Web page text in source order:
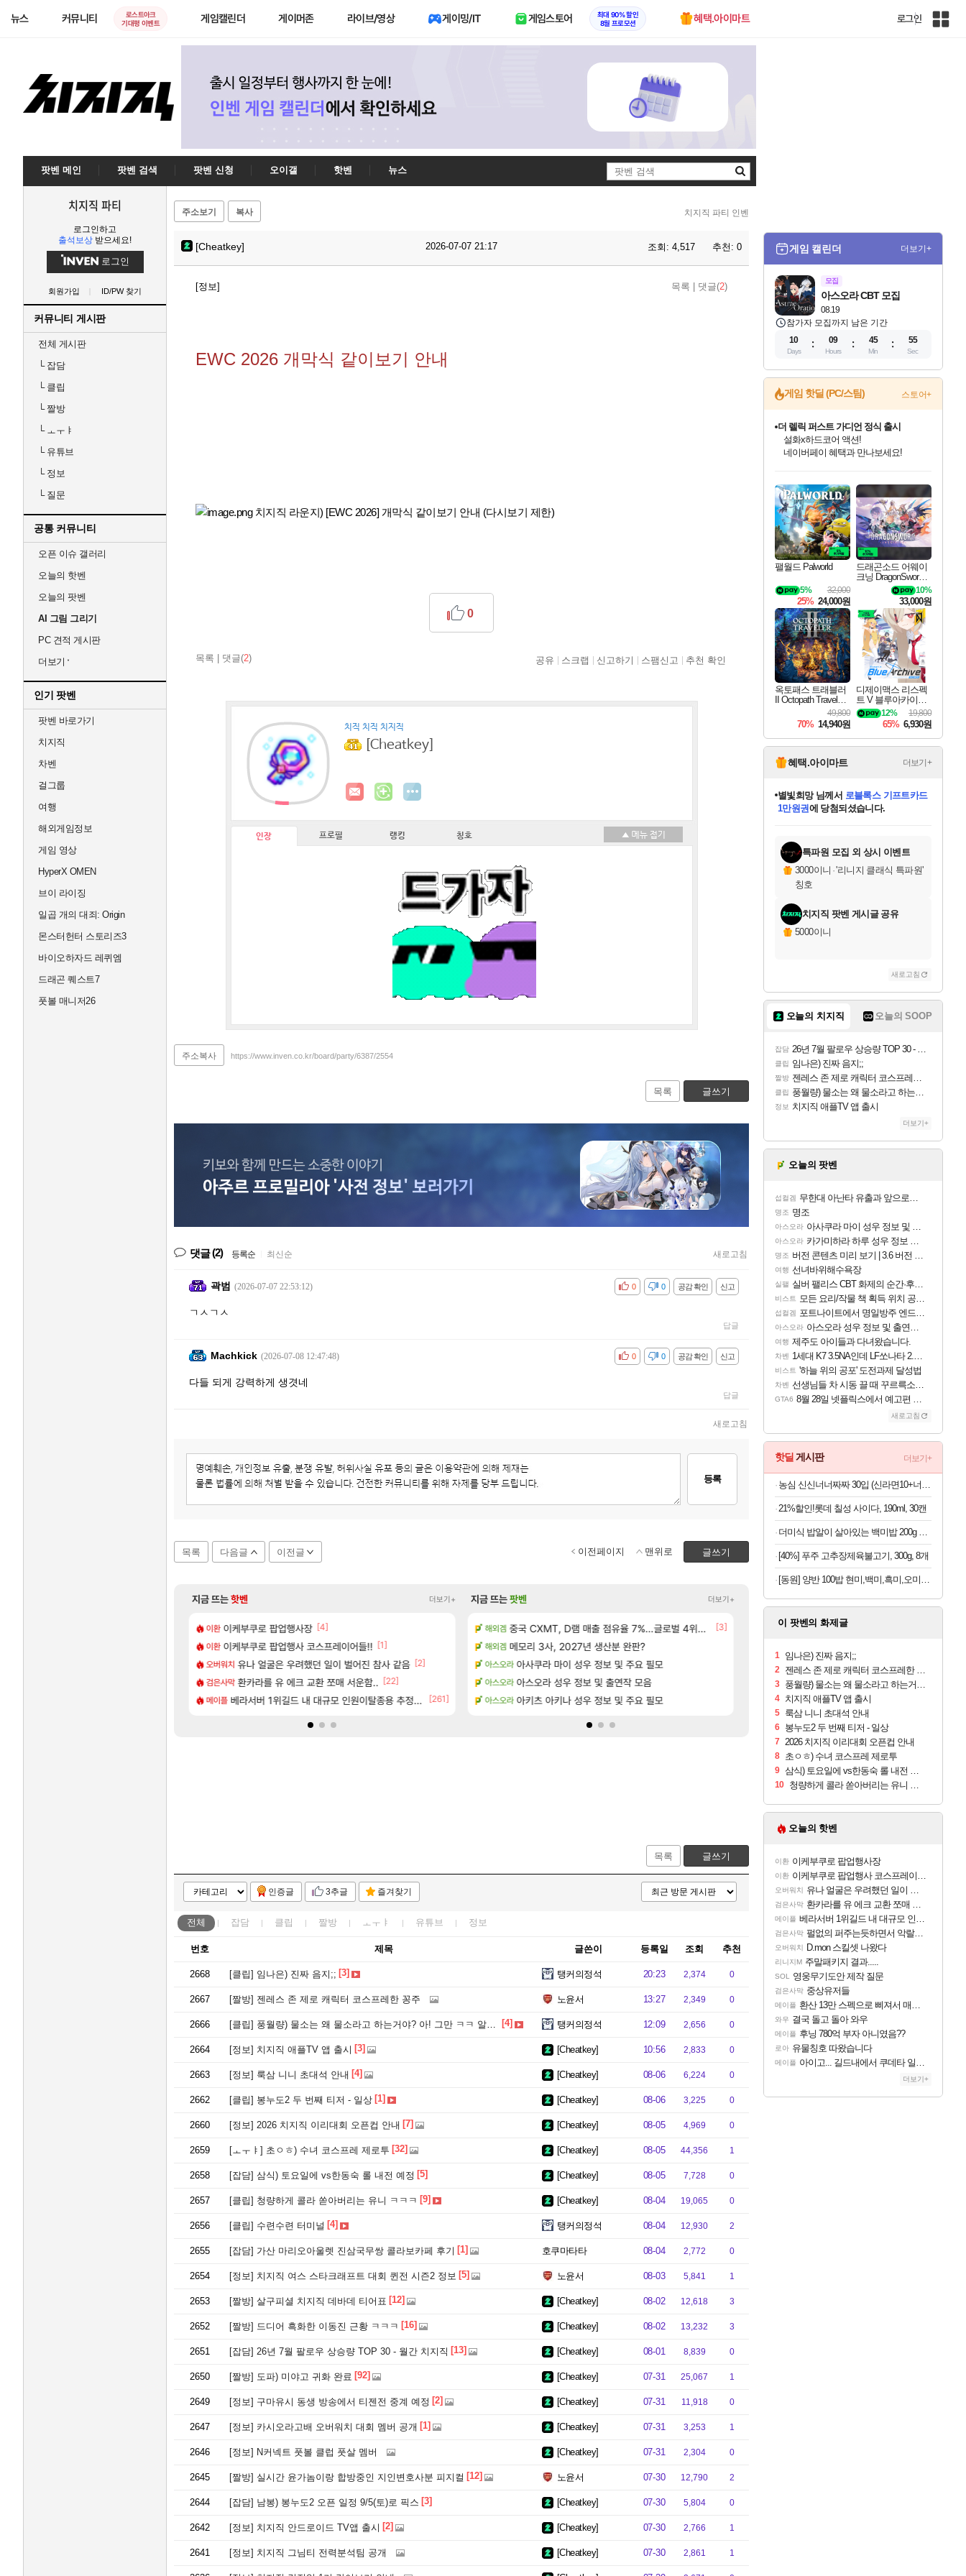
뉴스 커뮤니티
로스트아크
기대평 이벤트
게임캘린더 게이머존 라이브/영상 게이밍/IT 게임스토어
최대 90% 할인
8월 프로모션
혜택.아이마트 로그인
인
팟벤 메인 팟벤 검색 팟벤 신청 오이갤 핫벤
뉴스
검
치지직 파티
로그인하고
출석보상 받으세요!
로그인
회원가입 ID/PW 찾기
커뮤니티 게시판
전체 게시판
└잡담
└클립
└짤방
└ㅗㅜㅑ
└유튜브
└정보
└질문
공통 커뮤니티
오픈 이슈 갤러리
오늘의 핫벤
오늘의 팟벤
AI 그림 그리기
PC 견적 게시판
더보기
인기 팟벤
팟벤 바로가기
치지직
차벤
걸그룹
여행
해외게임정보
게임 영상
HyperX OMEN
브이 라이징
일곱 개의 대죄: Origin
몬스터헌터 스토리즈3
바이오하자드 레퀴엠
드래곤 퀘스트7
풋볼 매니저26
주소보기 복사 치지직 파티 인벤
[Cheatkey] 2026-07-07 21:17 조회: 4,517 추천: 0
[정보] 목록 댓글(2)
EWC 2026 개막식 같이보기 안내
목록 댓글(2)
0
공유 스크랩 신고하기 스팸신고 추천 확인
치직 치직 치지직
[Cheatkey]
인장 프로필 랭킹 칭호
주소복사 https://www.inven.co.kr/board/party/6387/2554
목록 글쓰기
댓글(2) 등록순 최신순 새로고침
곽범 (2026-07-07 22:53:12) 신고
공감 확인
비공감 0
0
ㄱㅅㄱㅅ
답글
Machkick (2026-07-08 12:47:48) 신고
공감 확인
비공감 0
0
다들 되게 강력하게 생겻네
답글
새로고침
등록
목록 다음글 이전글 글쓰기
이전페이지 맨위로
지금 뜨는핫벤 더보기+
이환 이케부쿠로 팝업행사장 [4]
이환 이케부쿠로 팝업행사 코스프레이어들!! [1]
오버워치 유나 얼굴은 우려했던 일이 벌어진 참사 같음 [2]
검은사막 환카라를 유 에크 교환 쪼매 서운함.. [22]
메이플 베라서버 1위길드 내 대규모 인원이탈종용 추정사건 [261]
검은사막 펄없의 퍼주는듯하면서 악랄한 BM 설계 [24]
오버워치 D.mon 스킬셋 나왔다 [5]
리니지M 주말패키지 결과..... [5]
SOL 영웅무기도안 제작 질문
검은사막 중상유저들 [15]
메이플 환산 13만 스펙으로 삐져서 매주 수로 10만점 치고있으면
메이플 후닝 780억 부자 아니였음??
로아 유물칭호 따왔습니다 [73]
메이플 아이고... 길드내에서 쿠데타 일어났네
지금 뜨는팟벤 더보기+
비스트 모든 요리/작물 책 획득 위치 공략 (36개) - 미식가 도전과제
차벤 아반테 2.0 자연흡기? [1]
섭컬겜 무한대 아난타 유출과 앞으로의 예상 (루머)
PV 라스트 에포크 시즌5 - 서리화신의 분노 티저
PV [페르소나5: 더 팬텀 X] 괴도 영상 l 타카마키 안·댄싱 스타
해외겜 중국 CXMT, D램 매출 점유율 7%…글로벌 4위로 부상
[3]
해외겜 메모리 3사, 2027년 생산분 완판?
아스오라 아사쿠라 마이 성우 정보 및 주요 필모
아스오라 아스오라 성우 정보 및 출연작 모음
아스오라 아키츠 아키나 성우 정보 및 주요 필모
여행 선녀바위해수욕장
비스트 모든 바우에라 업그레이드 아이템 획득 위치 공
아스오라 카가미하라 하루 성우 정보 및 주요 필모
비스트 모든 엘리트 골렘 위치 공략 (30개) - 방랑
목록 글쓰기
인증글 3추글 즐겨찾기
전체 잡담 클립 짤방 ㅗㅜㅑ 유튜브 정보
번호 제목 글쓴이 등록일 조회 추천
2668 [클립] 임나은) 진짜 음지;; [3] 탱커의정석 20:23 2,374 0
2667 [짤방] 젠레스 존 제로 캐릭터 코스프레한 꽁주 노윤서 13:27 2,349 0
2666 [클립] 풍월량) 물소는 왜 물소라고 하는거야? 아! 그만 ㅋㅋ 알았어 ㅋㅋ [4] 탱커의정석 12:09 2,656 0
2664 [정보] 치지직 애플TV 앱 출시 [3] [Cheatkey] 10:56 2,833 0
2663 [정보] 룩삼 니니 초대석 안내 [4] [Cheatkey] 08-06 6,224 0
2662 [클립] 봉누도2 두 번째 티저 - 일상 [1] [Cheatkey] 08-06 3,225 0
2660 [정보] 2026 치지직 이리대회 오픈컵 안내 [7] [Cheatkey] 08-05 4,969 0
2659 [ㅗㅜㅑ] 초ㅇㅎ) 수녀 코스프레 제로투 [32] [Cheatkey] 08-05 44,356 1
2658 [잡담] 삼식) 토요일에 vs한동숙 롤 내전 예정 [5] [Cheatkey] 08-05 7,728 0
2657 [클립] 청량하게 콜라 쏟아버리는 유니 ㅋㅋㅋ [9] [Cheatkey] 08-04 19,065 0
2656 [클립] 수련수련 터미널 [4] 탱커의정석 08-04 12,930 2
2655 [잡담] 가산 마리오아울렛 진삼국무쌍 콜라보카페 후기 [1] 호쿠마타타 08-04 2,772 0
2654 [정보] 치지직 여스 스타크래프트 대회 퀸전 시즌2 정보 [5] 노윤서 08-03 5,841 1
2653 [짤방] 살구피셜 치지직 데바데 티어표 [12] [Cheatkey] 08-02 12,618 3
2652 [짤방] 드디어 흑화한 이동진 근황 ㅋㅋㅋ [16] [Cheatkey] 08-02 13,232 3
2651 [잡담] 26년 7월 팔로우 상승량 TOP 30 - 월간 치지직 [13] [Cheatkey] 08-01 8,839 0
2650 [짤방] 도파) 미야고 귀화 완료 [92] [Cheatkey] 07-31 25,067 1
2649 [정보] 구마유시 동생 방송에서 티젠전 중계 예정 [2] [Cheatkey] 07-31 11,918 0
2647 [정보] 카시오라고배 오버워치 대회 멤버 공개 [1] [Cheatkey] 07-31 3,253 1
2646 [정보] N커넥트 풋볼 클럽 풋살 멤버 [Cheatkey] 07-31 2,304 0
2645 [짤방] 실시간 윤가놈이랑 합방중인 지인변호사분 피지컬 [12] 노윤서 07-30 12,790 2
2644 [잡담] 남봉) 봉누도2 오픈 일정 9/5(토)로 픽스 [3] [Cheatkey] 07-30 5,804 0
2642 [정보] 치지직 안드로이드 TV앱 출시 [2] [Cheatkey] 07-30 2,766 1
2641 [정보] 치지직 그님티 전력분석팀 공개 [Cheatkey] 07-30 2,861 1
게임 캘린더 더보기+
모집
08.19
아스오라 CBT 모집
참가자 모집까지 남은 기간
10
Days
09
Hours
45
Min
54
Sec
게임 핫딜 (PC/스팀) 스토어+
최대 90% 할인가를 만나보세요!
네이버혜택과 함께 만나보세요!
50%할인&추가 적립까지!
네이버 포인트 혜택까지!
이니&베니 혜택까지!
네이버 혜택가와 함께 예약하세요!
할인&네이버혜택으로 만나보세요!
더 렐릭 퍼스트 가디언 정식 출시
설화x하드코어 액션!
네이버페이 혜택과 만나보세요!
40주년 프로모션으로 만나보세요!
할인가에 만나보세요!
일부 에디션 상시 할인!
혜택으로 예약 판매 중
편안하게 충전하세요
팰월드 Palworld
32,000
5%
25% 24,000원
드래곤소드 어웨이
크닝 DragonSword A
10%
33,000원
옥토패스 트래블러
II Octopath Traveler I
49,800
70% 14,940원
디제이맥스 리스펙
트 V 블루아카이브
팩 DJMAX RESPE
CT V Blue Archive P
ack DLC
19,800
12%
65% 6,930원
혜택.아이마트 더보기+
교환.
당첨되셨습니다.
당첨되셨습니다.
당첨되셨습니다.
별빛희망님께서 로블록스 기프트카드
1만원권에 당첨되셨습니다.
당첨되셨습니다.
당첨되셨습니다.
당첨되셨습니다.
당첨되셨습니다.
에디션 (스팀코드)를 교환.
당첨되셨습니다.
특파원 모집 외 상시 이벤트
3000이니 ·'리니지 클래식 특파원'
칭호
치지직 팟벤 게시글 공유
5000이니
새로고침
오늘의 치지직 오늘의 SOOP
잡담 26년 7월 팔로우 상승량 TOP 30 - 월간 치지직
클립 임나은) 진짜 음지;;
짤방 젠레스 존 제로 캐릭터 코스프레한 꽁주
클립 풍월량) 물소는 왜 물소라고 하는거야? 아! 그만 ㅋㅋ 알았어 ㅋㅋ
정보 치지직 애플TV 앱 출시
더보기+
오늘의 팟벤
섭컬겜 무한대 아난타 유출과 앞으로의 예상 (루머)
명조 명조
아스오라 아사쿠라 마이 성우 정보 및 주요 필모
아스오라 카가미하라 하루 성우 정보 및 주요 필모
명조 버전 콘텐츠 미리 보기 | 3.6 버전 「신기루 속 등불 그림자, 속세에 깃든 검의 결심」이 8월 20일에 업데이트됩니다!
여행 선녀바위해수욕장
실팰 실버 팰리스 CBT 화제의 순간·후기 모음
비스트 모든 요리/작물 책 획득 위치 공략 (36개) - 미식가 도전과제
섭컬겜 포트나이트에서 명일방주 엔드필드 [펠리카] 판매 예정
아스오라 아스오라 성우 정보 및 출연작 모음
여행 제주도 아이들과 다녀왔습니다.
차벤 1세대 K7 3.5NA인데 LF쏘나타 2.0NA 기변하면 유류비 절약이 얼마나 될까요..?
비스트 '하늘 위의 공포' 도전과제 달성법
차벤 선생님들 차 시동 끌 때 꾸르륵소리나는데
GTA6 8월 28일 넷플릭스에서 예고편 공개 예정
새로고침
핫딜 게시판 더보기+
농심 신신너너짜짜 30입 (신라면10+너구리10+짜파게티10)
21%할인!롯데 칠성 사이다, 190ml, 30캔
더미식 밥알이 살아있는 백미밥 200g 24개 외 잡곡밥류,덮밥소스7종 외
[40%] 푸주 고추장제육불고기, 300g, 8개
[동원] 양반 100밥 현미,백미,흑미,오미,발아현미,통곡물밥 130g 36개 골라담기
이 팟벤의 화제글
1 임나은) 진짜 음지;;
2 젠레스 존 제로 캐릭터 코스프레한 꽁주
3 풍월량) 물소는 왜 물소라고 하는거야? 아! 그만 ㅋㅋ 알았어 ㅋㅋ
4 치지직 애플TV 앱 출시
5 룩삼 니니 초대석 안내
6 봉누도2 두 번째 티저 - 일상
7 2026 치지직 이리대회 오픈컵 안내
8 초ㅇㅎ) 수녀 코스프레 제로투
9 삼식) 토요일에 vs한동숙 롤 내전 예정
10 청량하게 콜라 쏟아버리는 유니 ㅋㅋㅋ
오늘의 핫벤
이환 이케부쿠로 팝업행사장
이환 이케부쿠로 팝업행사 코스프레이어들!!
오버워치 유나 얼굴은 우려했던 일이 벌어진 참사 같음
검은사막 환카라를 유 에크 교환 쪼매 서운함..
메이플 베라서버 1위길드 내 대규모 인원이탈종용 추정사건
검은사막 펄없의 퍼주는듯하면서 악랄한 BM 설계
오버워치 D.mon 스킬셋 나왔다
리니지M 주말패키지 결과.....
SOL 영웅무기도안 제작 질문
검은사막 중상유저들
메이플 환산 13만 스펙으로 삐져서 매주 수로 10만점 치고있으면 ㅋㅋ
와우 결국 돌고 돌아 와우
메이플 후닝 780억 부자 아니였음??
로아 유물칭호 따왔습니다
메이플 아이고... 길드내에서 쿠데타 일어났네
더보기+